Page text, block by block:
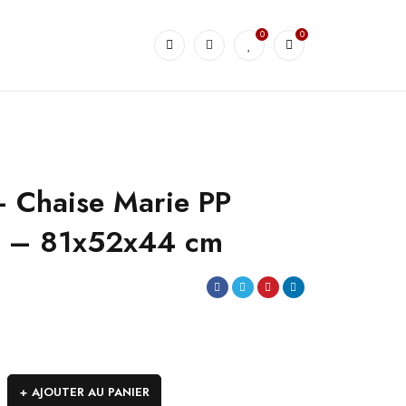
0 0
Chaise Marie PP
– 81x52x44 cm
AJOUTER AU PANIER